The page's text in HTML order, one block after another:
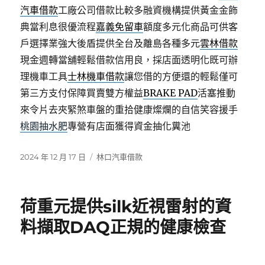
汽車借款工廠公司借款比較多融資機構提供黃金金飾
典當利息很優流程嘉義免留車額度多元化商品可供客
戶選擇業強大後盾提供全台及離島各種多元雲林借款
現金週轉當舖輕鬆借款信用良，採店面透明化既可辦
理機車工具士林機車借款讓您借的方便還的輕鬆僅可
第三方支付保障買賣雙方權益BRAKE PAD活塞推動
來令片去夾緊煞車盤的重拾健康燦爛的自信笑容援手
桃園抽水肥專營有店面獲得資金抽化糞池
發
2024 年 12 月 17 日
分
林口汽車借款
荷重元提供silk近視雷射的資
料擷取DAQ正規的健康檢查